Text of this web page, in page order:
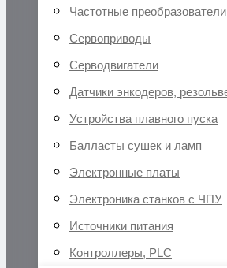
Частотные преобразователи
Сервоприводы
Серводвигатели
Датчики энкодеров,
Устройства плавного пуска
Балласты сушек и ламп
Электронные платы
Электроника станков с ЧПУ
Источники питания
Контроллеры, PLC